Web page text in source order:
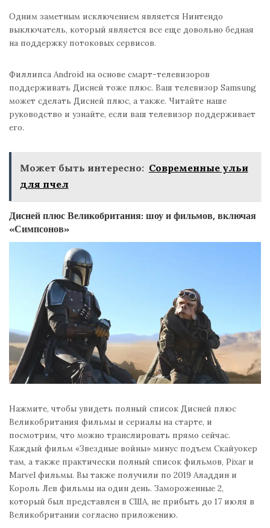
Одним заметным исключением является Нинтендо
выключатель, который является все еще довольно бедная
на поддержку потоковых сервисов.
Филлипса Android на основе смарт-телевизоров
поддерживать Дисней тоже плюс. Ваш телевизор Samsung
может сделать Дисней плюс, а также. Читайте наше
руководство и узнайте, если ваш телевизор поддерживает
его.
Может быть интересно: Современные ульи
для пчел
Дисней плюс Великобритания: шоу и фильмов, включая
«Симпсонов»
Нажмите, чтобы увидеть полный список Дисней плюс
Великобритания фильмы и сериалы на старте, и
посмотрим, что можно транслировать прямо сейчас.
Каждый фильм «Звездные войны» минус подъем Скайуокер
там, а также практически полный список фильмов, Pixar и
Marvel фильмы. Вы также получили по 2019 Аладдин и
Король Лев фильмы на один день. Замороженные 2,
который был представлен в США, не прибыть до 17 июля в
Великобритании согласно приложению.